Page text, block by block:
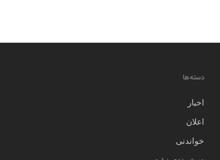
دسته‌ها
اخبار
اعلان
خواندنی